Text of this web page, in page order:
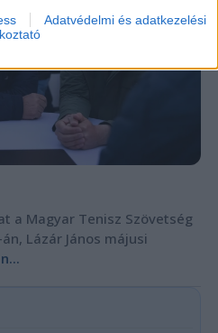
Adatvédelmi és adatkezelési
a Magyar Tenisz Szövetség
Lázár János májusi